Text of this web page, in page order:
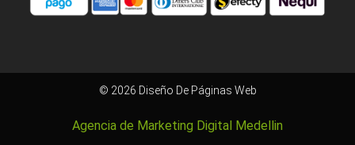
© 2026 Diseño De Páginas Web
Agencia de Marketing Digital Medellin